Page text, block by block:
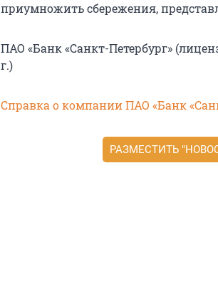
приумножить сбережения,
ПАО «Банк «Санкт-Петербург»
г.)
Справка о компании ПАО «Банк
РАЗМЕСТИТЬ